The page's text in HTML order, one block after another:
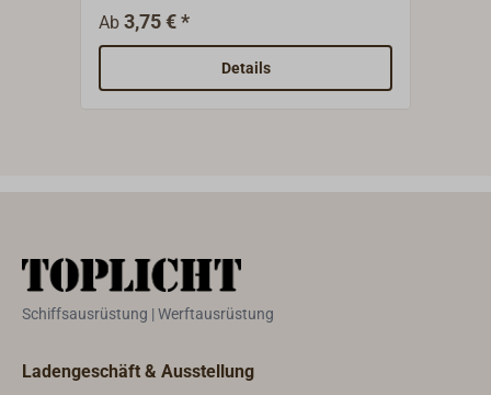
z. B. als Verbindungsschäkel für
Sicherungsleinen.
Ab3,75 € *
Details
Schiffsausrüstung | Werftausrüstung
Ladengeschäft & Ausstellung